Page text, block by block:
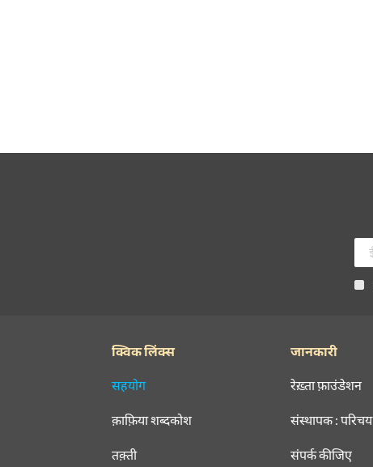
क्विक लिंक्स
सहयोग
क़ाफ़िया शब्दकोश
तक़्ती
जानकारी
रेख़्ता फ़ाउंडेशन
संस्थापक : परिचय
संपर्क कीजिए